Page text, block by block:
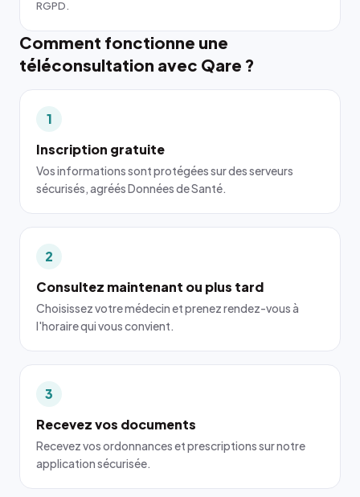
RGPD.
Comment fonctionne une
téléconsultation avec Qare ?
1
Inscription gratuite
Vos informations sont protégées sur des serveurs
sécurisés, agréés Données de Santé.
2
Consultez maintenant ou plus tard
Choisissez votre médecin et prenez rendez-vous à
l'horaire qui vous convient.
3
Recevez vos documents
Recevez vos ordonnances et prescriptions sur notre
application sécurisée.